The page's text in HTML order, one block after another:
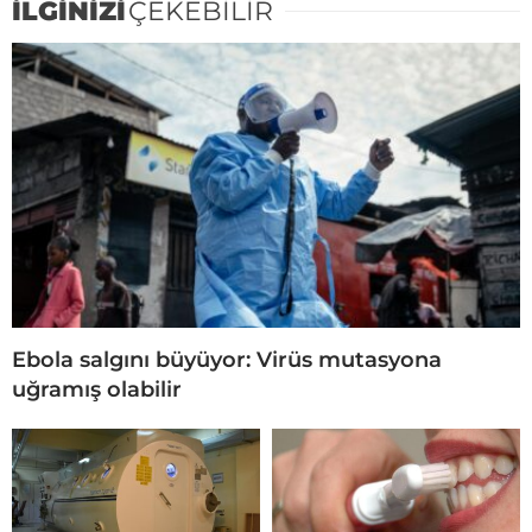
İLGİNİZİÇEKEBİLİR
Ebola salgını büyüyor: Virüs mutasyona
uğramış olabilir